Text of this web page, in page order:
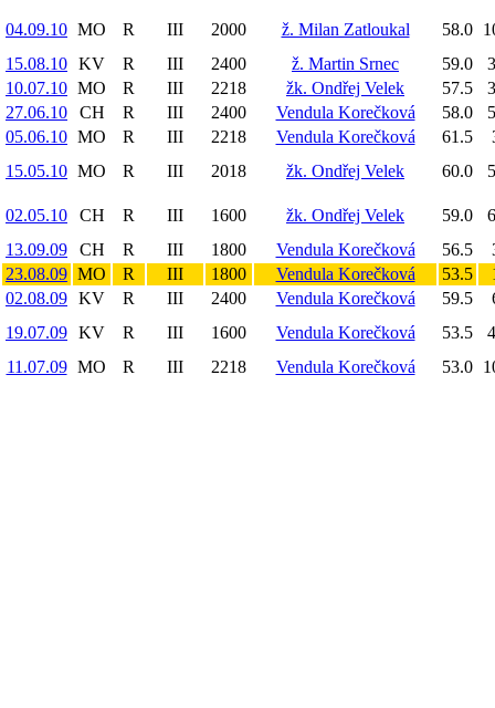
04.09.10 MO R III 2000 ž. Milan Zatloukal 58.0
15.08.10 KV R III 2400 ž. Martin Srnec 59.0
10.07.10 MO R III 2218 žk. Ondřej Velek 57.5
27.06.10
CH R III 2400 Vendula Korečková 58.0
05.06.10 MO R III 2218 Vendula Korečková 61.5
15.05.10 MO R III 2018 žk. Ondřej Velek 60.0
02.05.10 CH R III 1600 žk. Ondřej Velek 59.0
13.09.09
CH R III 1800 Vendula Korečková 56.5
23.08.09 MO R III 1800 Vendula Korečková 53.5
02.08.09 KV R III 2400 Vendula Korečková 59.5
19.07.09 KV R III 1600 Vendula Korečková 53.5
11.07.09 MO R III 2218 Vendula Korečková 53.0